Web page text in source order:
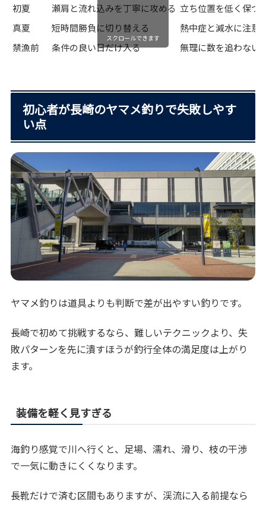
初夏
瀬肩と流れ込みを丁寧に攻める 立ち位置を低く保つ
真夏
短時間勝負に切り替える
熱中症と減水に注意
禁漁前
条件の良い日だけ入る 無理に数を追わない
スクロールできます
初心者が長崎のヤマメ釣りで失敗しやす
い点
ヤマメ釣りは道具よりも判断で差が出やすい釣りです。
長崎で初めて挑戦するなら、難しいテクニックより、失
敗パターンを先に潰すほうが釣行全体の満足度は上がり
ます。
装備を軽く見すぎる
海釣り感覚で川へ行くと、足場、濡れ、滑り、枝の干渉
で一気に動きにくくなります。
長靴だけで済む区間もありますが、渓流に入る前提なら